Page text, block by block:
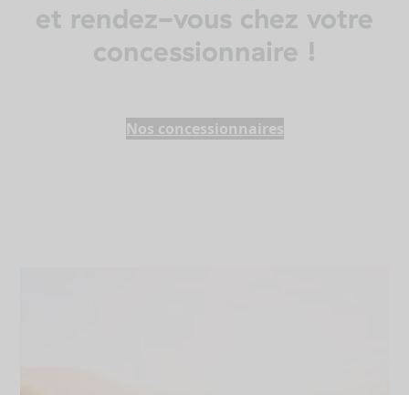
et rendez-vous chez votre
concessionnaire !
Nos concessionnaires